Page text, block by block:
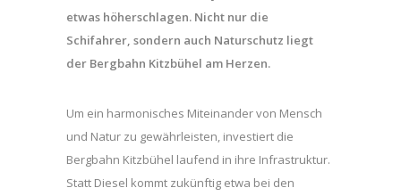
etwas höherschlagen. Nicht nur die
Schifahrer, sondern auch Naturschutz liegt
der Bergbahn Kitzbühel am Herzen.
Um ein harmonisches Miteinander von Mensch
und Natur zu gewährleisten, investiert die
Bergbahn Kitzbühel laufend in ihre Infrastruktur.
Statt Diesel kommt zukünftig etwa bei den